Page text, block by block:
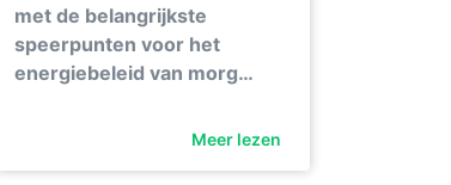
met de belangrijkste
speerpunten voor het
energiebeleid van morg…
Meer lezen